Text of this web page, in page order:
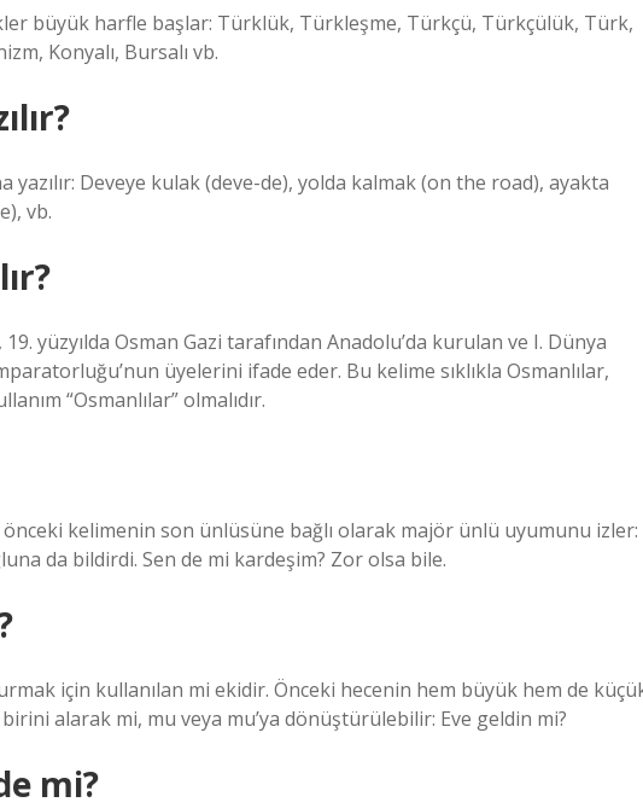
büyük harfle başlar: Türklük, Türkleşme, Türkçü, Türkçülük, Türk,
Konyalı, Bursalı vb.
yazılır: Deveye kulak (deve-de), yolda kalmak (on the road), ayakta
vb.
yüzyılda Osman Gazi tarafından Anadolu’da kurulan ve I. Dünya
üyelerini ifade eder. Bu kelime sıklıkla Osmanlılar,
“Osmanlılar” olmalıdır.
önceki kelimenin son ünlüsüne bağlı olarak majör ünlü uyumunu izler:
da bildirdi. Sen de mi kardeşim? Zor olsa bile.
için kullanılan mi ekidir. Önceki hecenin hem büyük hem de
alarak mi, mu veya mu’ya dönüştürülebilir: Eve geldin mi?
mi?